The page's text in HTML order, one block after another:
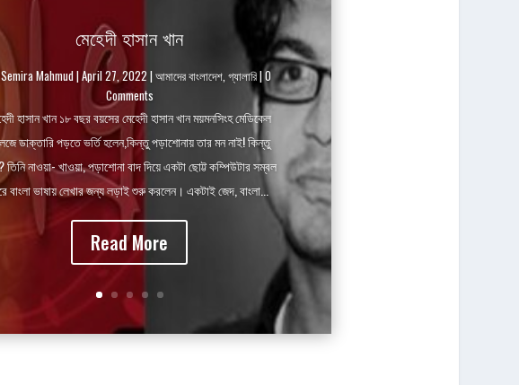
মেহেদী হাসান খান
Semira Mahmud |April 27, 2022 | আমাদের বাংলাদেশ,গ্যালারি| 0
Comments
হাসান খান ১৮ বছর বয়সের মেহেদী হাসান খান ময়মনসিংহ মেডিকেল
ডাক্তারি পড়তে ভর্তি হলেন,কিন্তু পড়াশোনায় তার মন নাই! কিন্তু
তিনি নাওয়া- খাওয়া, পড়াশোনা বাদ দিয়ে একটা ছোট্ট কম্পিউটার সম্বল
বাংলা ভাষায় লেখার জন্য লড়াই শুরু করলেন। একটাই জেদ, বাংলা...
Read More